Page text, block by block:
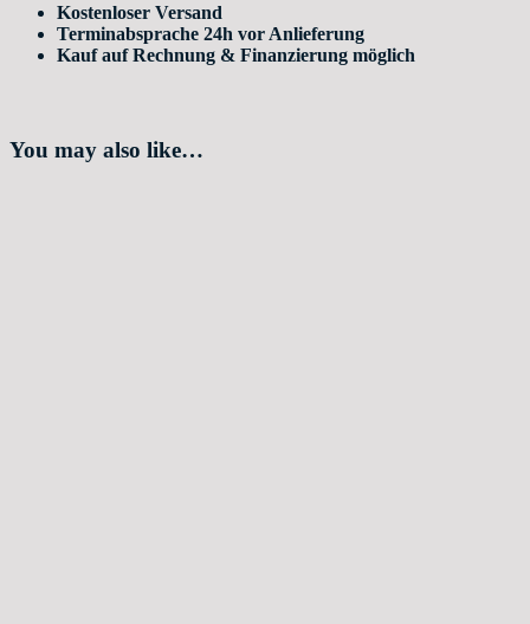
B1MH
Systeme
quantity
Kostenloser Versand
Terminabsprache 24h vor Anlieferung
Kauf auf Rechnung & Finanzierung möglich
You may also like…